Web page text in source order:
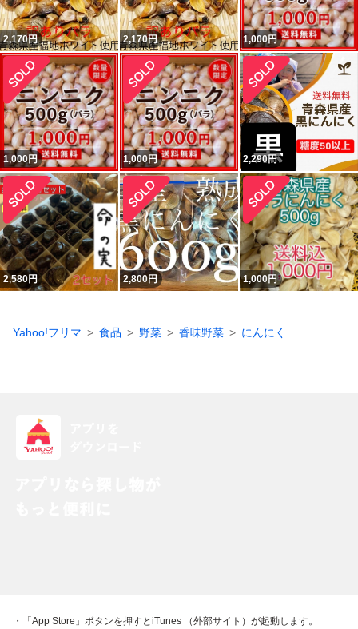
2,170円 2,170円 1,000円
1,000円 1,000円 2,290円
2,580円 2,800円 1,000円
Yahoo!フリマ 食品 野菜 香味野菜 にんにく
・「App Store」ボタンを押すとiTunes （外部サイト）が起動します。